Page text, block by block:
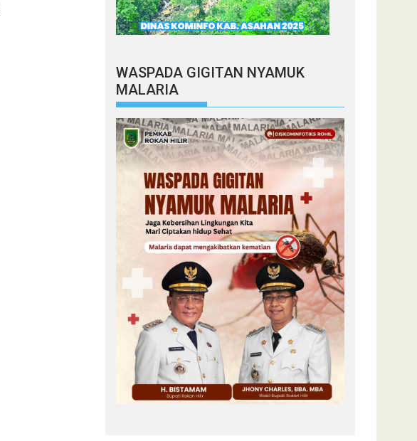
WASPADA GIGITAN NYAMUK
MALARIA